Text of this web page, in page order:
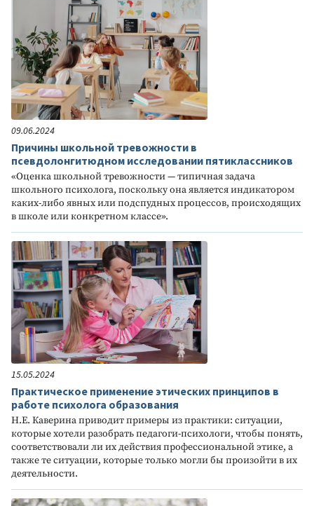
09.06.2024
Причины школьной тревожности в
псевдолонгитюдном исследовании пятиклассников
«Оценка школьной тревожности — типичная задача
школьного психолога, поскольку она является индикатором
каких-либо явных или подспудных процессов, происходящих
в школе или конкретном классе».
15.05.2024
Практическое применение этических принципов в
работе психолога образования
Н.Е. Каверина приводит примеры из практики: ситуации,
которые хотели разобрать педагоги-психологи, чтобы понять,
соответствовали ли их действия профессиональной этике, а
также те ситуации, которые только могли бы произойти в их
деятельности.